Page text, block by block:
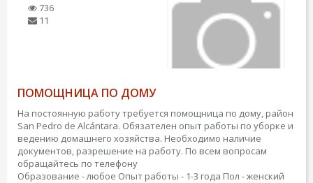
736
11
ПОМОЩНИЦА ПО ДОМУ
На постоянную работу требуется помощница по дому, район
San Pedro de Alcántara. Обязателен опыт работы по уборке и
ведению домашнего хозяйства. Необходимо наличие
документов, разрешение на работу. По всем вопросам
обращайтесь по телефону
Образование - любое Опыт работы - 1-3 года Пол - женский